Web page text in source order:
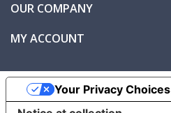
OUR COMPANY
MY ACCOUNT
Your Privacy Choices